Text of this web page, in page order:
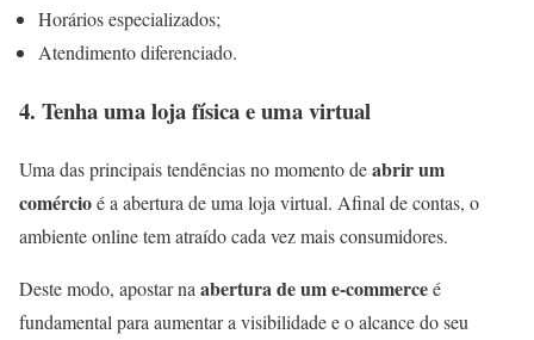
Horários especializados;
Atendimento diferenciado.
4. Tenha uma loja física e uma virtual
Uma das principais tendências no momento deabrir um
comércioé a abertura de uma loja virtual. Afinal de contas, o
ambiente online tem atraído cada vez mais consumidores.
Deste modo, apostar na abertura de um e-commerceé
fundamental para aumentar a visibilidade e o alcance do seu